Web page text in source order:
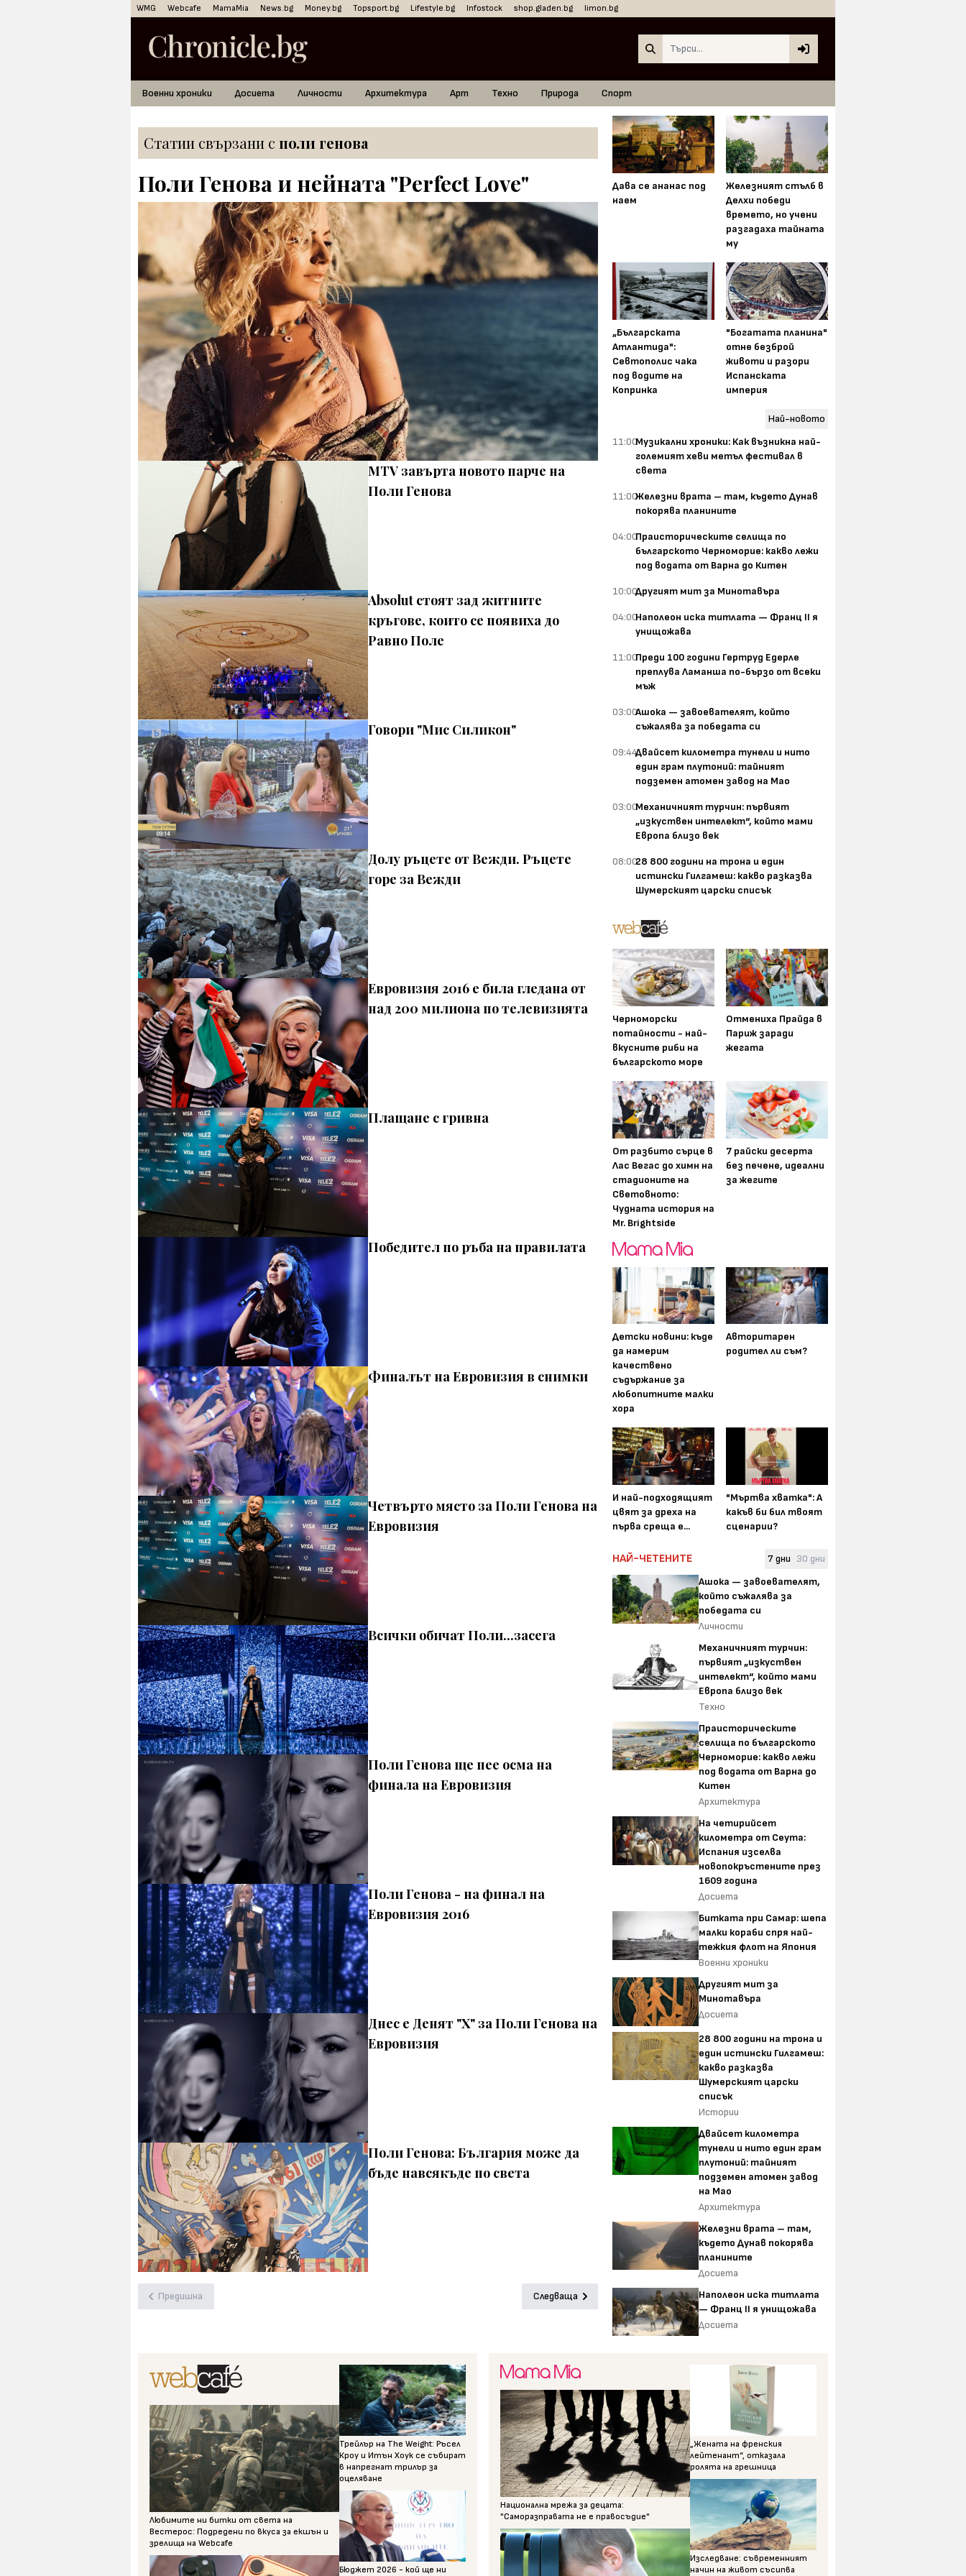
WMG Webcafe MamaMia News.bg Money.bg Topsport.bg Lifestyle.bg Infostock shop.gladen.bg limon.bg
Военни хроники Досиета Личности Архитектура Арт Техно Природа Спорт
Статии свързани с поли генова
Поли Генова и нейната "Perfect Love"
MTV завърта новото парче на
Поли Генова
Absolut стоят зад житните
кръгове, които се появиха до
Равно Поле
Говори "Мис Силикон"
Долу ръцете от Вежди. Ръцете
горе за Вежди
Евровизия 2016 е била гледана от
над 200 милиона по телевизията
Плащане с гривна
Победител по ръба на правилата
Финалът на Евровизия в снимки
Четвърто място за Поли Генова на
Евровизия
Всички обичат Поли...засега
Поли Генова ще пее осма на
финала на Евровизия
Поли Генова - на финал на
Евровизия 2016
Днес е Денят "X" за Поли Генова на
Евровизия
Поли Генова: България може да
бъде навсякъде по света
Предишна Следваща
Дава се ананас под
наем
Железният стълб в
Делхи победи
времето, но учени
разгадаха тайната
му
„Българската
Атлантида":
Севтополис чака
под водите на
Копринка
"Богатата планина"
отне безброй
животи и разори
Испанската
империя
Най-новото
11:00Музикални хроники: Как възникна най-
големият хеви метъл фестивал в
света
11:00Железни врата – там, където Дунав
покорява планините
04:00Праисторическите селища по
българското Черноморие: какво лежи
под водата от Варна до Китен
10:00Другият мит за Минотавъра
04:00Наполеон иска титлата — Франц II я
унищожава
11:00Преди 100 години Гертруд Едерле
преплува Ламанша по-бързо от всеки
мъж
03:00Ашока — завоевателят, който
съжалява за победата си
09:44Двайсет километра тунели и нито
един грам плутоний: тайният
подземен атомен завод на Мао
03:00Механичният турчин: първият
„изкуствен интелект“, който мами
Европа близо век
08:0028 800 години на трона и един
истински Гилгамеш: какво разказва
Шумерският царски списък
Черноморски
потайности - най-
вкусните риби на
българското море
Отмениха Прайда в
Париж заради
жегата
От разбито сърце в
Лас Вегас до химн на
стадионите на
Световното:
Чудната история на
Mr. Brightside
7 райски десерта
без печене, идеални
за жегите
Детски новини: къде
да намерим
качествено
съдържание за
любопитните малки
хора
Авторитарен
родител ли съм?
И най-подходящият
цвят за дреха на
първа среща е...
"Мъртва хватка": А
какъв би бил твоят
сценарии?
НАЙ-ЧЕТЕНИТЕ 7 дни 30 дни
Ашока — завоевателят,
който съжалява за
победата си
Личности
Механичният турчин:
първият „изкуствен
интелект“, който мами
Европа близо век
Техно
Праисторическите
селища по българското
Черноморие: какво лежи
под водата от Варна до
Китен
Архитектура
На четирийсет
километра от Сеута:
Испания изселва
новопокръстените през
1609 година
Досиета
Битката при Самар: шепа
малки кораби спря най-
тежкия флот на Япония
Военни хроники
Другият мит за
Минотавъра
Досиета
28 800 години на трона и
един истински Гилгамеш:
какво разказва
Шумерският царски
списък
Истории
Двайсет километра
тунели и нито един грам
плутоний: тайният
подземен атомен завод
на Мао
Архитектура
Железни врата – там,
където Дунав покорява
планините
Досиета
Наполеон иска титлата
— Франц II я унищожава
Досиета
Любимите ни битки от света на
Вестерос: Подредени по вкуса за екшън и
зрелища на Webcafe
Трейлър на The Weight: Ръсел
Кроу и Итън Хоук се събират
в напрегнат трилър за
оцеляване
Бюджет 2026 - кой ще ни
Национална мрежа за децата:
"Саморазправата не е правосъдие"
„Жената на френския
лейтенант“, отказала
ролята на грешница
Изследване: съвременният
начин на живот съсипва